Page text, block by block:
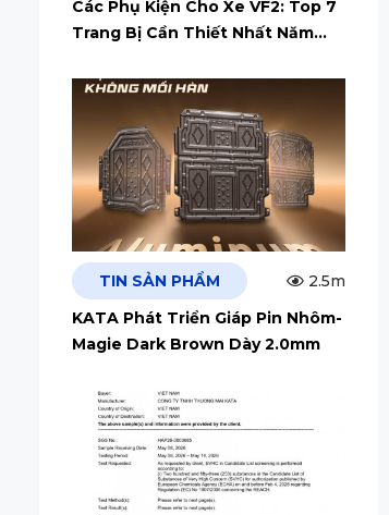
Các Phụ Kiện Cho Xe VF2: Top 7
Trang Bị Cần Thiết Nhất Năm
TIN SẢN PHẨM
2.5m
KATA Phát Triển Giáp Pin Nhôm-
Magie Dark Brown Dày 2.0mm